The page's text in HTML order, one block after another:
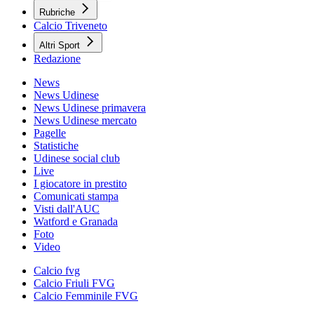
Rubriche
Calcio Triveneto
Altri Sport
Redazione
News
News Udinese
News Udinese primavera
News Udinese mercato
Pagelle
Statistiche
Udinese social club
Live
I giocatore in prestito
Comunicati stampa
Visti dall'AUC
Watford e Granada
Foto
Video
Calcio fvg
Calcio Friuli FVG
Calcio Femminile FVG